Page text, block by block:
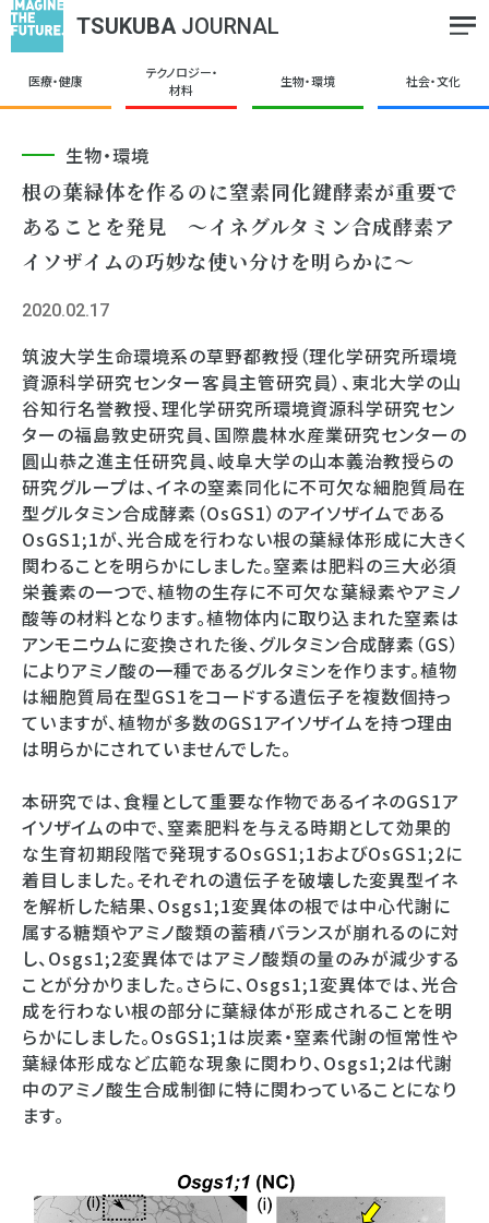
TSUKUBA JOURNAL
医療・健康
テクノロジー・
材料
生物・環境 社会・文化
生物・環境
根の葉緑体を作るのに窒素同化鍵酵素が重要で
あることを発見 ～イネグルタミン合成酵素ア
イソザイムの巧妙な使い分けを明らかに～
2020.02.17
筑波大学生命環境系の草野都教授（理化学研究所環境
資源科学研究センター客員主管研究員）、東北大学の山
谷知行名誉教授、理化学研究所環境資源科学研究セン
ターの福島敦史研究員、国際農林水産業研究センターの
圓山恭之進主任研究員、岐阜大学の山本義治教授らの
研究グループは、イネの窒素同化に不可欠な細胞質局在
型グルタミン合成酵素（OsGS1）のアイソザイムである
OsGS1;1が、光合成を行わない根の葉緑体形成に大きく
関わることを明らかにしました。窒素は肥料の三大必須
栄養素の一つで、植物の生存に不可欠な葉緑素やアミノ
酸等の材料となります。植物体内に取り込まれた窒素は
アンモニウムに変換された後、グルタミン合成酵素（GS）
によりアミノ酸の一種であるグルタミンを作ります。植物
は細胞質局在型GS1をコードする遺伝子を複数個持っ
ていますが、植物が多数のGS1アイソザイムを持つ理由
は明らかにされていませんでした。
本研究では、食糧として重要な作物であるイネのGS1ア
イソザイムの中で、窒素肥料を与える時期として効果的
な生育初期段階で発現するOsGS1;1およびOsGS1;2に
着目しました。それぞれの遺伝子を破壊した変異型イネ
を解析した結果、Osgs1;1変異体の根では中心代謝に
属する糖類やアミノ酸類の蓄積バランスが崩れるのに対
し、Osgs1;2変異体ではアミノ酸類の量のみが減少する
ことが分かりました。さらに、Osgs1;1変異体では、光合
成を行わない根の部分に葉緑体が形成されることを明
らかにしました。OsGS1;1は炭素・窒素代謝の恒常性や
葉緑体形成など広範な現象に関わり、Osgs1;2は代謝
中のアミノ酸生合成制御に特に関わっていることになり
ます。